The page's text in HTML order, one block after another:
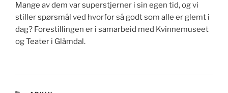
Mange av dem var superstjerner i sin egen tid, og vi
stiller spørsmål ved hvorfor så godt som alle er glemt i
dag? Forestillingen er i samarbeid med Kvinnemuseet
og Teater i Glåmdal.